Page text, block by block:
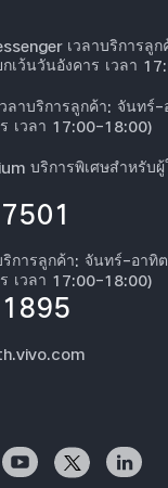
อะไหล่
เลข IMEI
รรับประกันของ vivo
หรับการคืนค่า Log
องวีโว่
เวลาบริการลู
เว้นวันอังคาร เวลา
วลาบริการลูกค้า: จันท
เวลา 17:00-18:00)
บริการพิเศษสำหรับ
ริการลูกค้า: จันทร์-อา
เวลา 17:00-18:00)